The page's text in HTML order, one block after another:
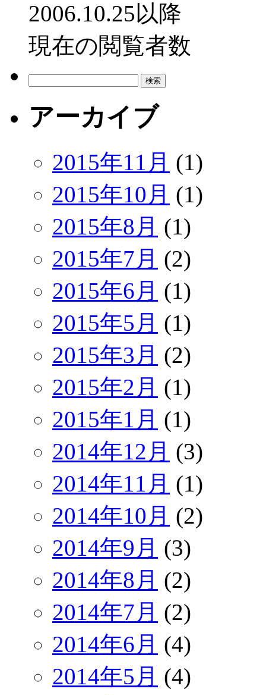
2006.10.25以降
現在の閲覧者数
アーカイブ
2015年11月 (1)
2015年10月 (1)
2015年8月 (1)
2015年7月 (2)
2015年6月 (1)
2015年5月 (1)
2015年3月 (2)
2015年2月 (1)
2015年1月 (1)
2014年12月 (3)
2014年11月 (1)
2014年10月 (2)
2014年9月 (3)
2014年8月 (2)
2014年7月 (2)
2014年6月 (4)
2014年5月 (4)